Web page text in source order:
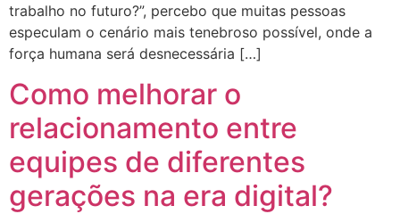
trabalho no futuro?”, percebo que muitas pessoas
especulam o cenário mais tenebroso possível, onde a
força humana será desnecessária […]
Como melhorar o
relacionamento entre
equipes de diferentes
gerações na era digital?